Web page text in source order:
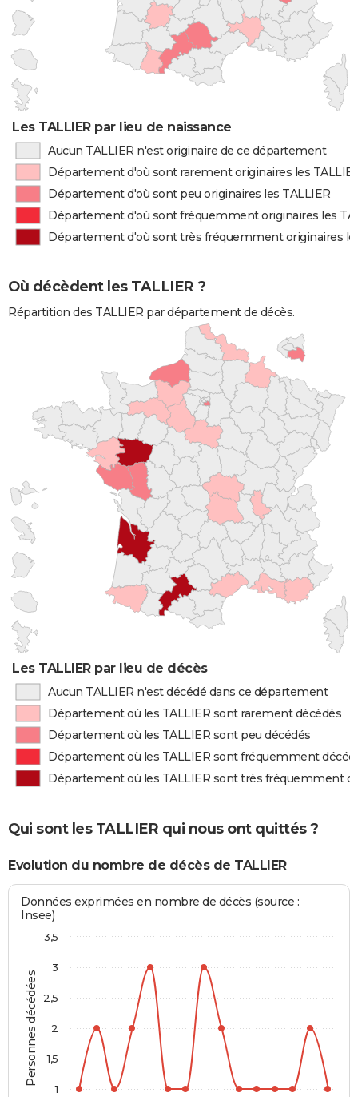
Les TALLIER par lieu de naissance
Aucun TALLIER n'est originaire de ce département
Département d'où sont rarement originaires les
Département d'où sont peu originaires les TALLIER
Département d'où sont fréquemment originaires les
Département d'où sont très fréquemment originaires
Où décèdent les TALLIER ?
Répartition des TALLIER par département de décès.
Les TALLIER par lieu de décès
Aucun TALLIER n'est décédé dans ce département
Département où les TALLIER sont rarement décédés
Département où les TALLIER sont peu décédés
Département où les TALLIER sont fréquemment
Département où les TALLIER sont très fréquemment
Qui sont les TALLIER qui nous ont quittés ?
Evolution du nombre de décès de TALLIER
Personnes décédées
Données exprimées en nombre de décès (source :
Insee)
1
1,5
2
2,5
3
3,5